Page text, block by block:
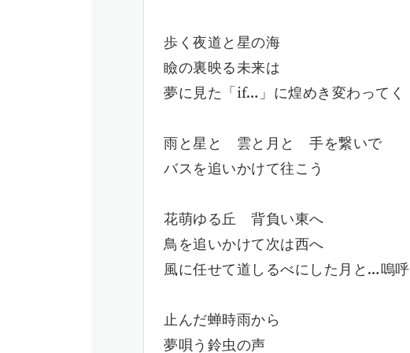
歩く夜道と星の海
瞼の裏映る未来は
夢に見た「if…」に煌めき変わってく
雨と星と 雲と月と 手を繋いで
バスを追いかけて往こう
花萌ゆる丘 背負い東へ
鳥を追いかけて次は西へ
風に任せて道しるべにした月と…嗚呼
止んだ蝉時雨から
夢唄う鈴虫の声